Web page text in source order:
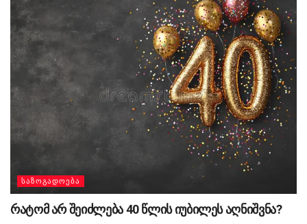
ᲡᲐᲖᲝᲒᲐᲓᲝᲔᲑᲐ
რატომ არ შეიძლება 40 წლის იუბილეს აღნიშვნა?